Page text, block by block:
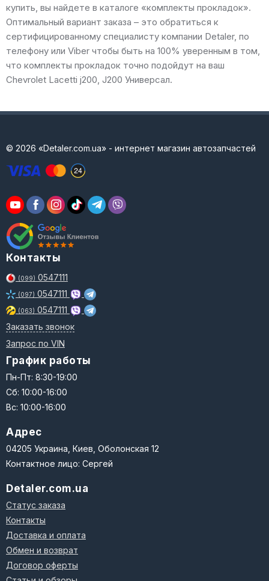
купить, вы найдете в каталоге «комплекты прокладок».
Оптимальный вариант заказа – это обратиться к
сертифицированному специалисту компании Detaler, по
телефону или Viber чтобы быть на 100% уверенным в том,
что комплекты прокладок точно подойдут на ваш
Chevrolet Lacetti j200, J200 Универсал.
© 2026 «Detaler.com.ua» - интернет магазин автозапчастей
Контакты
(099) 0547111
(097) 0547111
(063) 0547111
Заказать звонок
Запрос по VIN
График работы
Пн-Пт: 8:30-19:00
Сб: 10:00-16:00
Вс: 10:00-16:00
Адрес
04205 Украина, Киев, Оболонская 12
Контактное лицо: Сергей
Detaler.com.ua
Статус заказа
Контакты
Доставка и оплата
Обмен и возврат
Договор оферты